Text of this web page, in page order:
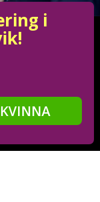
i
KVINNA